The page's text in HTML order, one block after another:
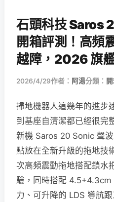
石頭科技 Saros
開箱評測！高頻
越障，2026 旗
2026/4/29作者： 阿湯分類：
掃地機器人這幾年的進步
到基座自清潔都已經很完
新機 Saros 20 Sonic 聲
點放在全新升級的拖地技
次高頻震動拖地搭配鎖水
驗，同時搭配
力、可升降的 LDS 導航